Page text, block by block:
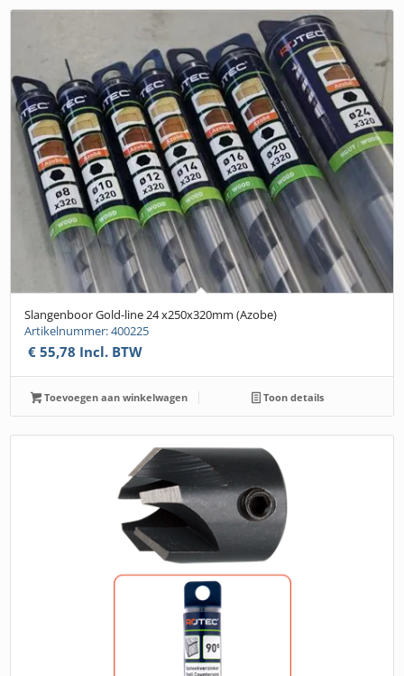
Slangenboor Gold-line 24 x250x320mm (Azobe)
Artikelnummer: 400225
€ 55,78 Incl. BTW
Toevoegen aan winkelwagen Toon details